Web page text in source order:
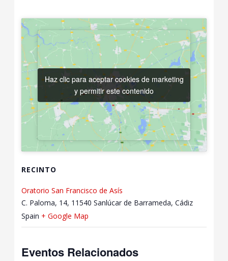
RECINTO
Oratorio San Francisco de Asís
C. Paloma, 14, 11540 Sanlúcar de Barrameda, Cádiz
Spain + Google Map
Haz clic para aceptar cookies de marketing
y permitir este contenido
Haz clic para aceptar cookies de marketing
y permitir este contenido
Eventos Relacionados